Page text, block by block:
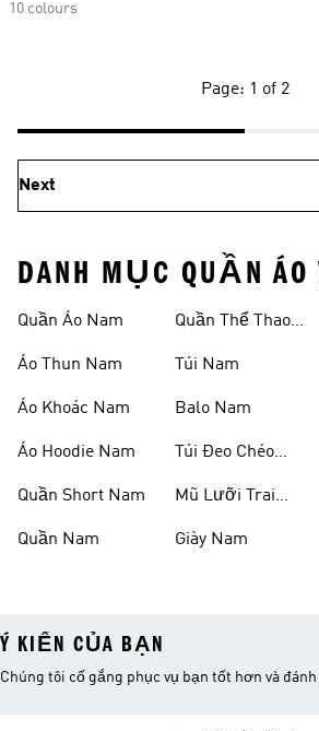
10 colours
Page: 1 of 2
Next
DANH MỤC QUẦN ÁO
Quần Áo Nam
Áo Thun Nam
Áo Khoác Nam
Áo Hoodie Nam
Quần Short Nam
Quần Nam
Quần Thể Thao
Túi Nam
Balo Nam
Túi Đeo Chéo
Mũ Lưỡi Trai
Giày Nam
Ý KIẾN CỦA BẠN
Chúng tôi cố gắng phục vụ bạn tốt hơn và